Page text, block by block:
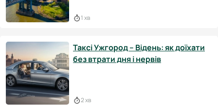
1 хв
Таксі Ужгород – Відень: як доїхати
без втрати дня і нервів
2 хв